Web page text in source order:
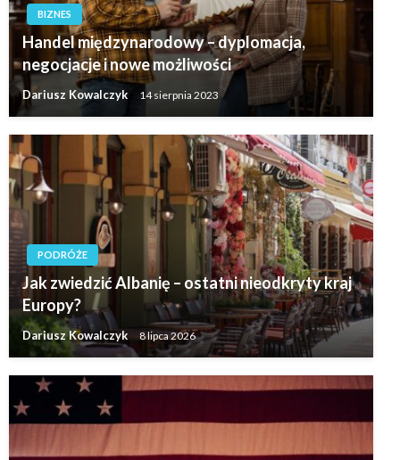
BIZNES
Handel międzynarodowy – dyplomacja,
negocjacje i nowe możliwości
Dariusz Kowalczyk 14 sierpnia 2023
PODRÓŻE
Jak zwiedzić Albanię – ostatni nieodkryty kraj
Europy?
Dariusz Kowalczyk 8 lipca 2026